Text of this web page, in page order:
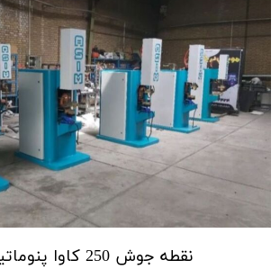
نقطه جوش 250 کاوا پنوماتیک